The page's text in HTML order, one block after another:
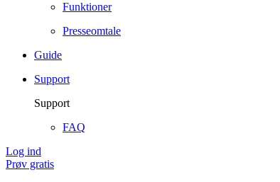
Funktioner
Presseomtale
Guide
Support
Support
FAQ
Log ind
Prøv gratis